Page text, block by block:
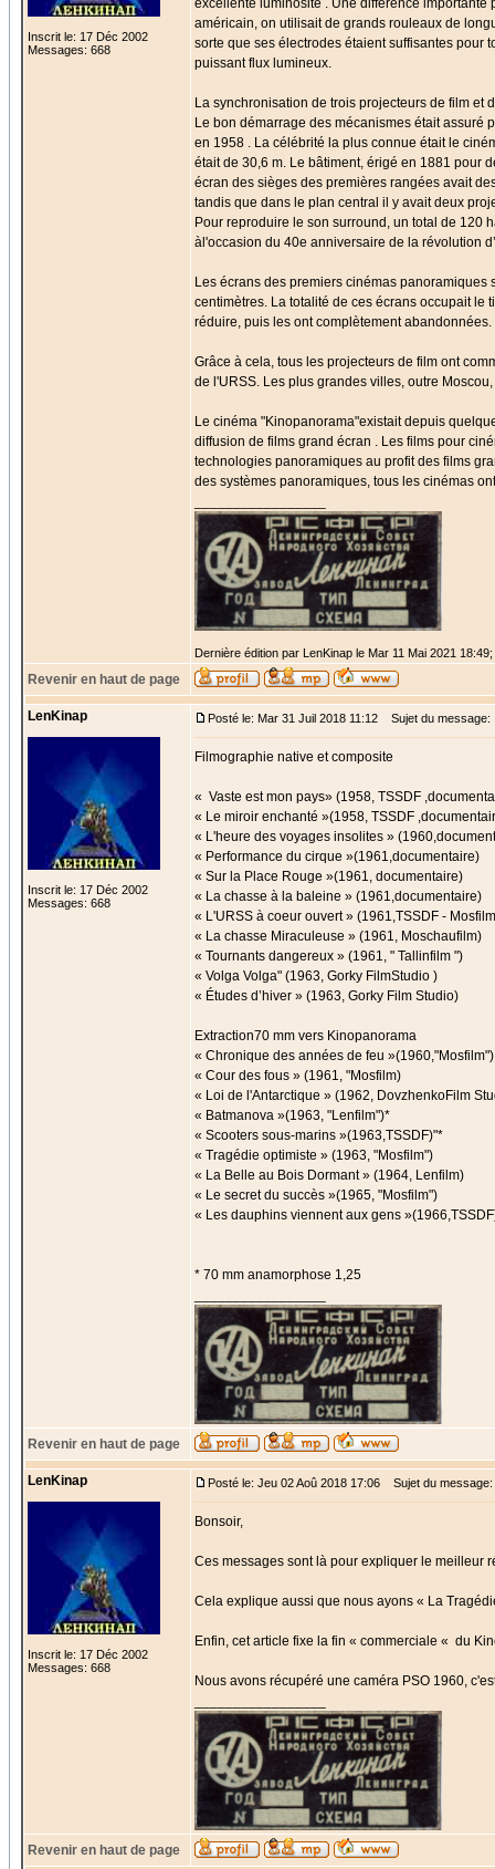
Inscrit le: 17 Déc 2002
Messages: 668
excellente luminosité . Une différence
américain, on utilisait de grands rouleaux de
sorte que ses électrodes étaient suffisantes pour
puissant flux lumineux.
La synchronisation de trois projecteurs de film et
Le bon démarrage des mécanismes était assuré
en 1958 . La célébrité la plus connue était le
était de 30,6 m. Le bâtiment, érigé en 1881 pour
écran des sièges des premières rangées avait
tandis que dans le plan central il y avait deux
Pour reproduire le son surround, un total de 120
àl'occasion du 40e anniversaire de la révolution
Les écrans des premiers cinémas
centimètres. La totalité de ces écrans occupait le
réduire, puis les ont complètement
Grâce à cela, tous les projecteurs de film ont
de l'URSS. Les plus grandes villes, outre
Le cinéma "Kinopanorama"existait depuis
diffusion de films grand écran . Les films pour
technologies panoramiques au profit des films
des systèmes panoramiques, tous les cinémas
Dernière édition par LenKinap le Mar 11 Mai 2021
Revenir en haut de page
LenKinap
Inscrit le: 17 Déc 2002
Messages: 668
Posté le: Mar 31 Juil 2018 11:12 Sujet du message:
Filmographie native et composite
« Vaste est mon pays» (1958, TSSDF
« Le miroir enchanté »(1958, TSSDF
« L'heure des voyages insolites »
« Performance du cirque »(1961,documentaire)
« Sur la Place Rouge »(1961, documentaire)
« La chasse à la baleine » (1961,documentaire)
« L'URSS à coeur ouvert » (1961,TSSDF -
« La chasse Miraculeuse » (1961, Moschaufilm)
« Tournants dangereux » (1961, " Tallinfilm ")
« Volga Volga" (1963, Gorky FilmStudio )
« Études d’hiver » (1963, Gorky Film Studio)
Extraction70 mm vers Kinopanorama
« Chronique des années de feu »(1960,"Mosfilm")
« Cour des fous » (1961, "Mosfilm)
« Loi de l'Antarctique » (1962, DovzhenkoFilm
« Batmanova »(1963, "Lenfilm")*
« Scooters sous-marins »(1963,TSSDF)"*
« Tragédie optimiste » (1963, "Mosfilm")
« La Belle au Bois Dormant » (1964, Lenfilm)
« Le secret du succès »(1965, "Mosfilm")
« Les dauphins viennent aux gens
* 70 mm anamorphose 1,25
Revenir en haut de page
LenKinap
Inscrit le: 17 Déc 2002
Messages: 668
Posté le: Jeu 02 Aoû 2018 17:06 Sujet du message:
Bonsoir,
Ces messages sont là pour expliquer le meilleur
Cela explique aussi que nous ayons « La
Enfin, cet article fixe la fin « commerciale « du
Nous avons récupéré une caméra PSO 1960,
Revenir en haut de page